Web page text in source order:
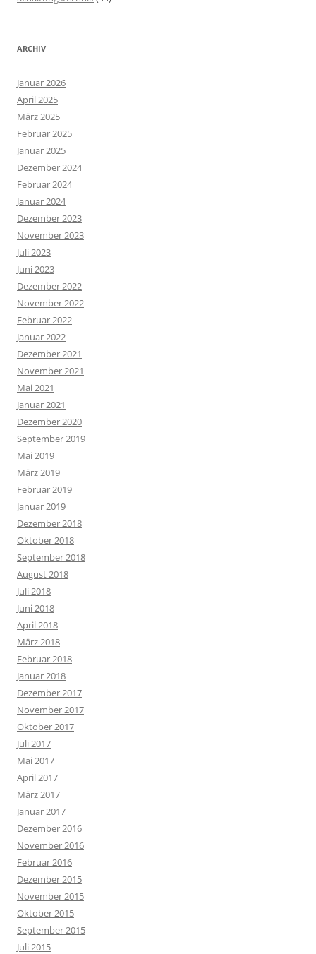
ARCHIV
Januar 2026
April 2025
März 2025
Februar 2025
Januar 2025
Dezember 2024
Februar 2024
Januar 2024
Dezember 2023
November 2023
Juli 2023
Juni 2023
Dezember 2022
November 2022
Februar 2022
Januar 2022
Dezember 2021
November 2021
Mai 2021
Januar 2021
Dezember 2020
September 2019
Mai 2019
März 2019
Februar 2019
Januar 2019
Dezember 2018
Oktober 2018
September 2018
August 2018
Juli 2018
Juni 2018
April 2018
März 2018
Februar 2018
Januar 2018
Dezember 2017
November 2017
Oktober 2017
Juli 2017
Mai 2017
April 2017
März 2017
Januar 2017
Dezember 2016
November 2016
Februar 2016
Dezember 2015
November 2015
Oktober 2015
September 2015
Juli 2015